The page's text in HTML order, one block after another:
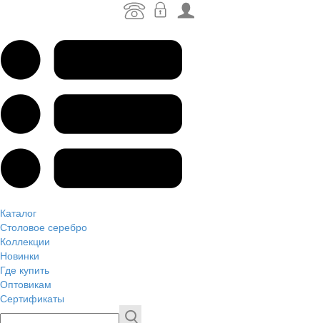
Каталог
Столовое серебро
Коллекции
Новинки
Где купить
Оптовикам
Сертификаты